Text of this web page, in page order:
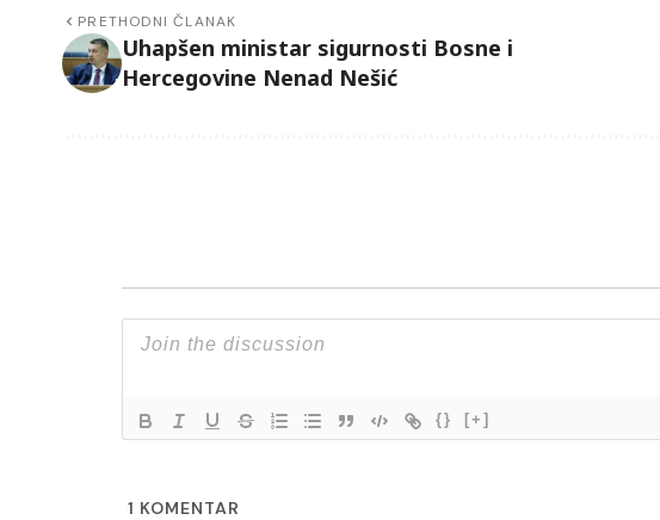
PRETHODNI ČLANAK
Uhapšen ministar sigurnosti Bosne i
Hercegovine Nenad Nešić
{} [+]
1 KOMENTAR